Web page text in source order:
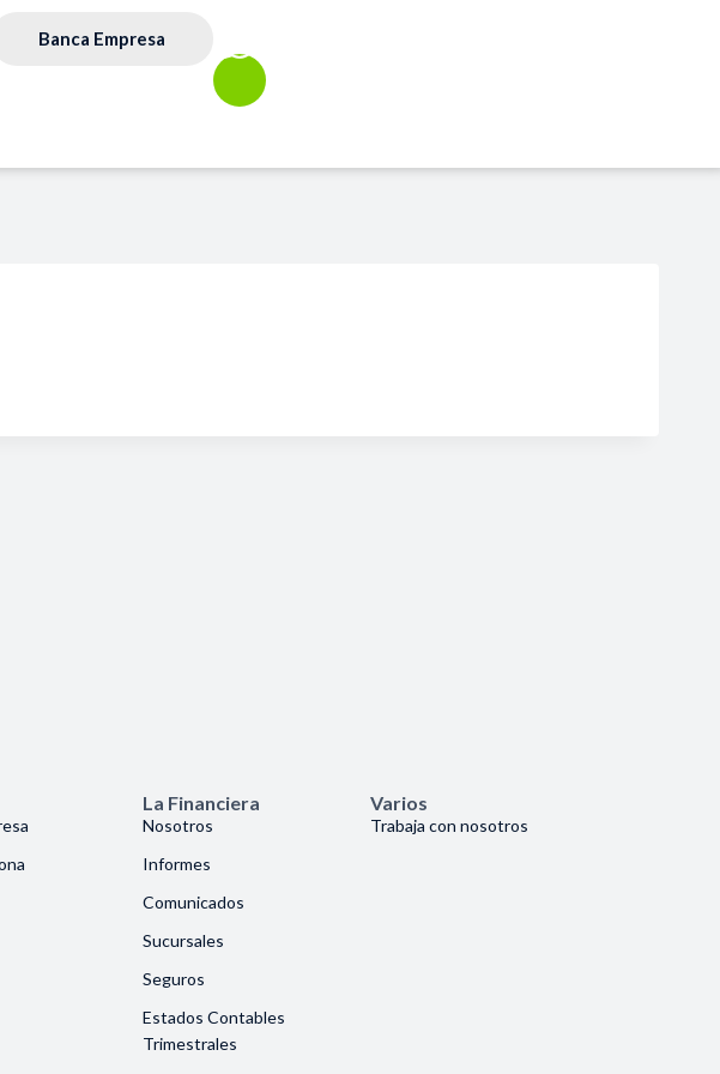
Banca Empresa
La Financiera
Nosotros
Informes
Comunicados
Sucursales
Seguros
Estados Contables
Trimestrales
Varios
Trabaja con nosotros